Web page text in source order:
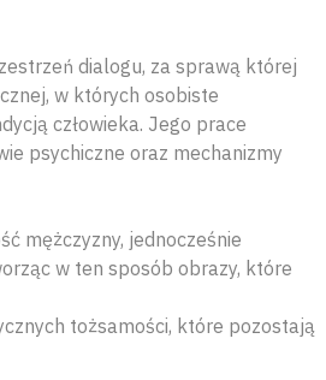
dialogu, za sprawą której
w których osobiste
człowieka. Jego prace
psychiczne oraz mechanizmy
mężczyzny, jednocześnie
w ten sposób obrazy, które
tożsamości, które pozostają